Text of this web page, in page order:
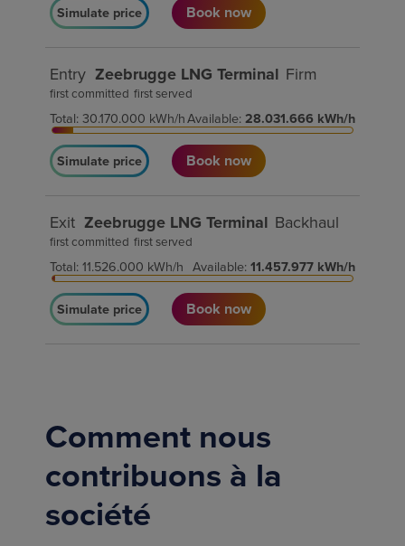
Simulate price Book now
Entry Zeebrugge LNG Terminal Firm
first committed first served
Total:30.170.000 kWh/hAvailable:28.031.666 kWh/h
Simulate price Book now
Exit Zeebrugge LNG Terminal Backhaul
first committed first served
Total:11.526.000 kWh/h Available:11.457.977 kWh/h
Simulate price Book now
Comment nous
contribuons à la
société